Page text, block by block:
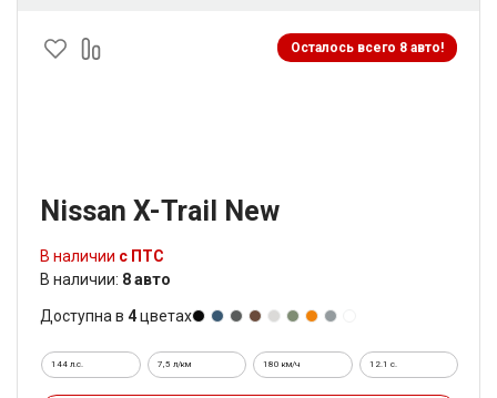
Осталось всего 8 авто!
Nissan X-Trail New
В наличии с ПТС
В наличии: 8 авто
Доступна в 4цветах
144 л.с. 7,5 л/км 180 км/ч 12.1 c.